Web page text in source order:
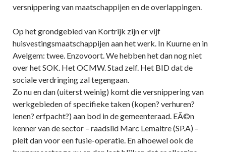
versnippering van maatschappijen en de overlappingen.
Op het grondgebied van Kortrijk zijn er vijf
huisvestingsmaatschappijen aan het werk. In Kuurne en in
Avelgem: twee. Enzovoort. We hebben het dan nog niet
over het SOK. Het OCMW. Stad zelf. Het BID dat de
sociale verdringing zal tegengaan.
Zo nu en dan (uiterst weinig) komt die versnippering van
werkgebieden of specifieke taken (kopen? verhuren?
lenen? erfpacht?) aan bod in de gemeenteraad. EÃ©n
kenner van de sector – raadslid Marc Lemaitre (SP.A) –
pleit dan voor een fusie-operatie. En alhoewel ook de